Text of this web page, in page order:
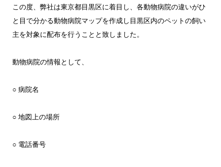
この度、弊社は東京都目黒区に着目し、各動物病院の違いがひ
と目で分かる動物病院マップを作成し目黒区内のペットの飼い
主を対象に配布を行うことと致しました。
動物病院の情報として、
○ 病院名
○ 地図上の場所
○ 電話番号